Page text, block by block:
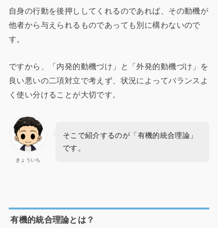
自身の行動を後押ししてくれるのであれば、その動機が
他者から与えられるものであっても別に構わないので
す。
ですから、「内発的動機づけ」と「外発的動機づけ」を
良い悪いの二項対立で考えず、状況によってバランスよ
く使い分けることが大切です。
きょういち
そこで紹介するのが「有機的統合理論」
です。
有機的統合理論とは？